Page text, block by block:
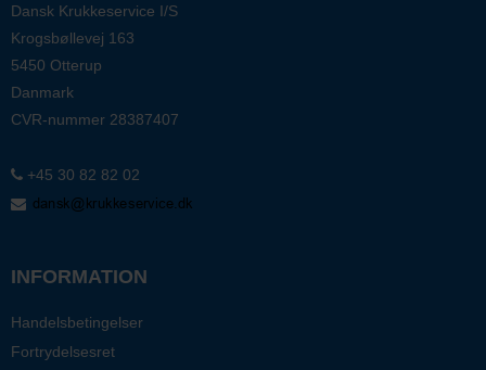
Dansk Krukkeservice I/S
Krogsbøllevej 163
5450 Otterup
Danmark
CVR-nummer 28387407
+45 30 82 82 02
INFORMATION
Handelsbetingelser
Fortrydelsesret